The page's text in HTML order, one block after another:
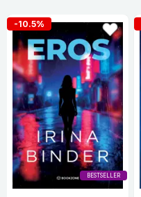
BESTSELLER
-10.5%